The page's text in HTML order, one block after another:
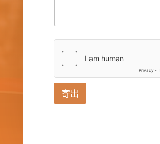
寄出